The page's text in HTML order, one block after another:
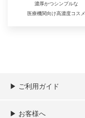
濃厚かつシンプルな
医療機関向け高濃度コスメ
▶︎ ご利用ガイド
ご利用ガイド
決済／配送／送料について
取り扱い商品一覧
顧客情報の取扱について
特定商取引法の表記
▶︎ お客様へ